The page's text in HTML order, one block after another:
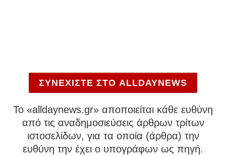
ΣΥΝΕΧΙΣΤΕ ΣΤΟ ALLDAYNEWS
To «alldaynews.gr» αποποιείται κάθε ευθύνη
από τις αναδημοσιεύσεις άρθρων τρίτων
ιστοσελίδων, για τα οποία (άρθρα) την
ευθύνη την έχει ο υπογράφων ως πηγή.